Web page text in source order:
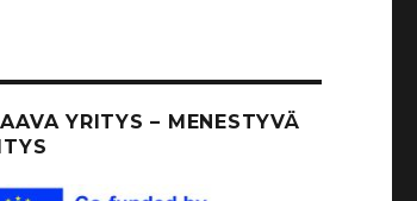
YRITYS – MENESTYVÄ